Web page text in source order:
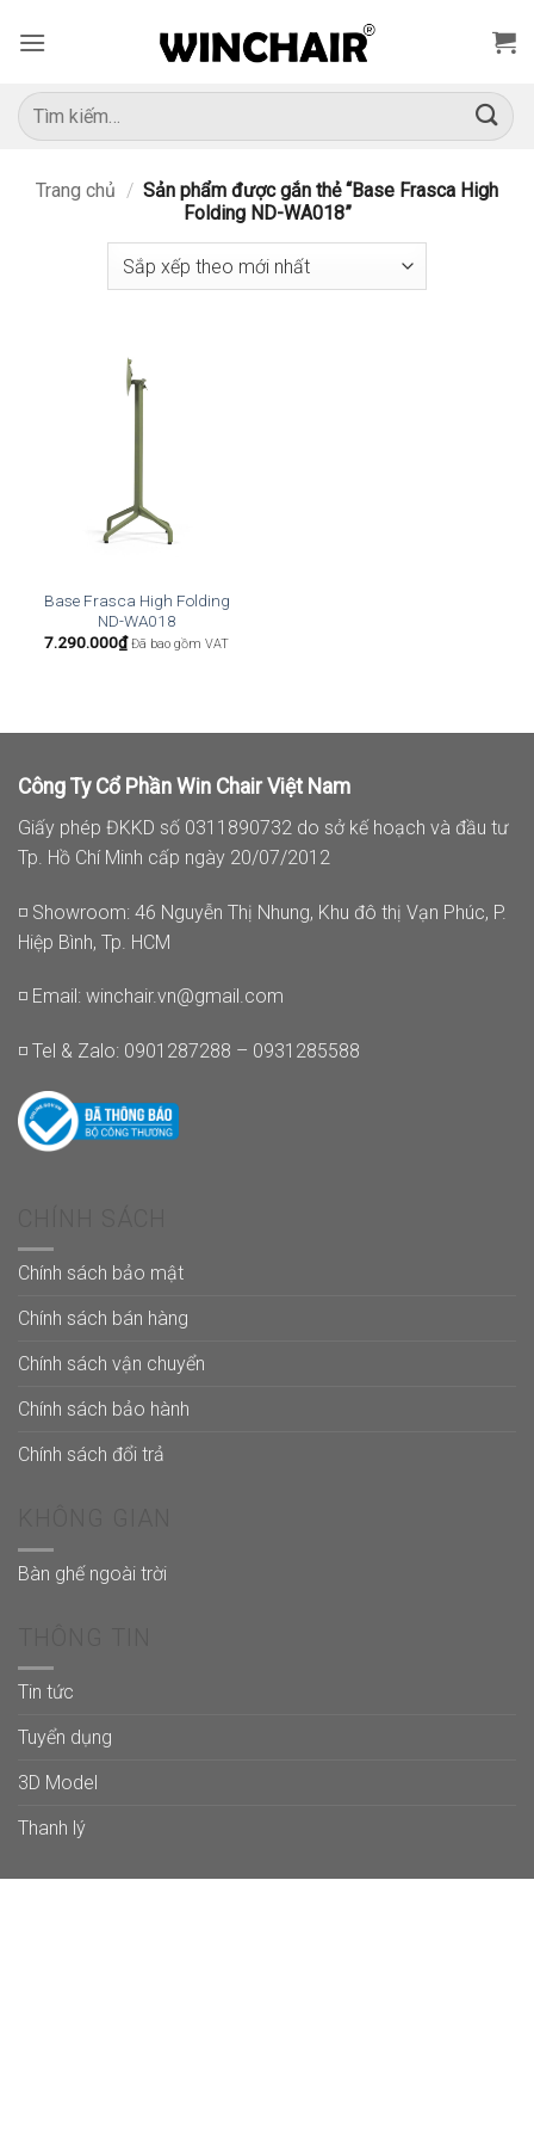
qua
dung
Tìm
kiếm:
Trang chủ / Sản phẩm được gắn thẻ “Base Frasca High
Folding ND-WA018”
Base Frasca High Folding
ND-WA018
7.290.000₫ Đã bao gồm VAT
Công Ty Cổ Phần Win Chair Việt Nam
Giấy phép ĐKKD số 0311890732 do sở kế hoạch và đầu tư
Tp. Hồ Chí Minh cấp ngày 20/07/2012
◽ Showroom: 46 Nguyễn Thị Nhung, Khu đô thị Vạn Phúc, P.
Hiệp Bình, Tp. HCM
◽ Email: winchair.vn@gmail.com
◽ Tel & Zalo: 0901287288 – 0931285588
Chính sách bảo mật
Chính sách bán hàng
Chính sách vận chuyển
Chính sách bảo hành
Chính sách đổi trả
Bàn ghế ngoài trời
Tin tức
Tuyển dụng
3D Model
Thanh lý